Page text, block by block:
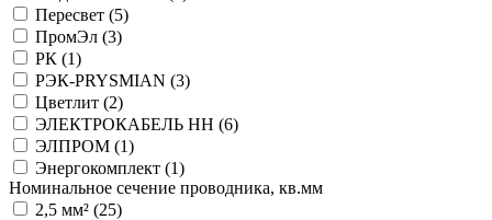
Пересвет (5)
ПромЭл (3)
РК (1)
РЭК-PRYSMIAN (3)
Цветлит (2)
ЭЛЕКТРОКАБЕЛЬ НН (6)
ЭЛПРОМ (1)
Энергокомплект (1)
Номинальное сечение проводника, кв.мм
2,5 мм² (25)